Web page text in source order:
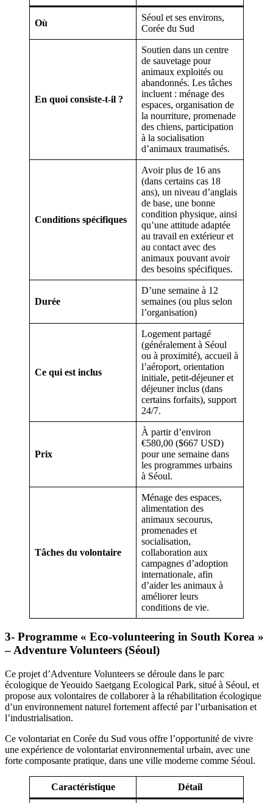
Où
Séoul et ses environs,
Corée du Sud
En quoi consiste-t-il ?
Soutien dans un centre
de sauvetage pour
animaux exploités ou
abandonnés. Les tâches
incluent : ménage des
espaces, organisation de
la nourriture, promenade
des chiens, participation
à la socialisation
d’animaux traumatisés.
Conditions spécifiques
Avoir plus de 16 ans
(dans certains cas 18
ans), un niveau d’anglais
de base, une bonne
condition physique, ainsi
qu’une attitude adaptée
au travail en extérieur et
au contact avec des
animaux pouvant avoir
des besoins spécifiques.
Durée
D’une semaine à 12
semaines (ou plus selon
l’organisation)
Ce qui est inclus
Logement partagé
(généralement à Séoul
ou à proximité), accueil à
l’aéroport, orientation
initiale, petit-déjeuner et
déjeuner inclus (dans
certains forfaits), support
24/7.
Prix
À partir d’environ
€580,00 ($667 USD)
pour une semaine dans
les programmes urbains
à Séoul.
Tâches du volontaire
Ménage des espaces,
alimentation des
animaux secourus,
promenades et
socialisation,
collaboration aux
campagnes d’adoption
internationale, afin
d’aider les animaux à
améliorer leurs
conditions de vie.
3- Programme « Eco-volunteering in South Korea »
– Adventure Volunteers (Séoul)
Ce projet d’Adventure Volunteers se déroule dans le parc
écologique de Yeouido Saetgang Ecological Park, situé à Séoul, et
propose aux volontaires de collaborer à la réhabilitation écologique
d’un environnement naturel fortement affecté par l’urbanisation et
l’industrialisation.
Ce volontariat en Corée du Sud vous offre l’opportunité de vivre
une expérience de volontariat environnemental urbain, avec une
forte composante pratique, dans une ville moderne comme Séoul.
Caractéristique Détail